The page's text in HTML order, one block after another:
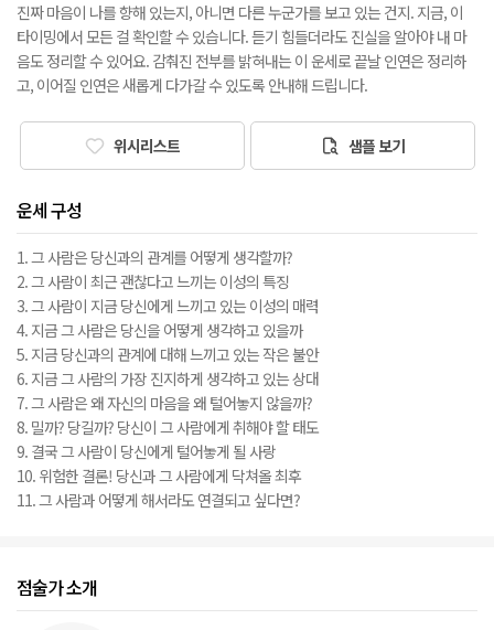
진짜 마음이 나를 향해 있는지, 아니면 다른 누군가를 보고 있는 건지. 지금, 이
타이밍에서 모든 걸 확인할 수 있습니다. 듣기 힘들더라도 진실을 알아야 내 마
음도 정리할 수 있어요. 감춰진 전부를 밝혀내는 이 운세로 끝날 인연은 정리하
고, 이어질 인연은 새롭게 다가갈 수 있도록 안내해 드립니다.
위시리스트 샘플 보기
운세 구성
1. 그 사람은 당신과의 관계를 어떻게 생각할까?
2. 그 사람이 최근 괜찮다고 느끼는 이성의 특징
3. 그 사람이 지금 당신에게 느끼고 있는 이성의 매력
4. 지금 그 사람은 당신을 어떻게 생각하고 있을까
5. 지금 당신과의 관계에 대해 느끼고 있는 작은 불안
6. 지금 그 사람의 가장 진지하게 생각하고 있는 상대
7. 그 사람은 왜 자신의 마음을 왜 털어놓지 않을까?
8. 밀까? 당길까? 당신이 그 사람에게 취해야 할 태도
9. 결국 그 사람이 당신에게 털어놓게 될 사랑
10. 위험한 결론! 당신과 그 사람에게 닥쳐올 최후
11. 그 사람과 어떻게 해서라도 연결되고 싶다면?
점술가 소개